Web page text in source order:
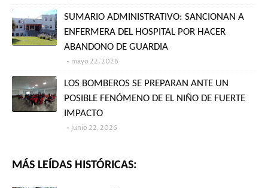
SUMARIO ADMINISTRATIVO: SANCIONAN A
ENFERMERA DEL HOSPITAL POR HACER
ABANDONO DE GUARDIA
mayo 22, 2026
LOS BOMBEROS SE PREPARAN ANTE UN
POSIBLE FENÓMENO DE EL NIÑO DE FUERTE
IMPACTO
junio 22, 2026
MÁS LEÍDAS HISTÓRICAS: